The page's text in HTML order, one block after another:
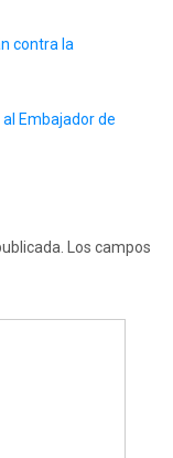
contra la
Embajador de
Los campos